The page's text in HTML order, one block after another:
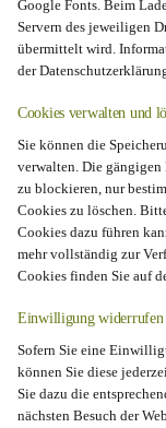
Google Fonts. Beim
Servern des jeweiligen
übermittelt wird.
der
Cookies verwalten und
Sie können die
verwalten. Die
zu blockieren, nur
Cookies zu löschen.
Cookies dazu führen
mehr vollständig zur
Cookies finden Sie auf
Einwilligung widerrufen
Sofern Sie eine
können Sie diese
Sie dazu die
nächsten Besuch der